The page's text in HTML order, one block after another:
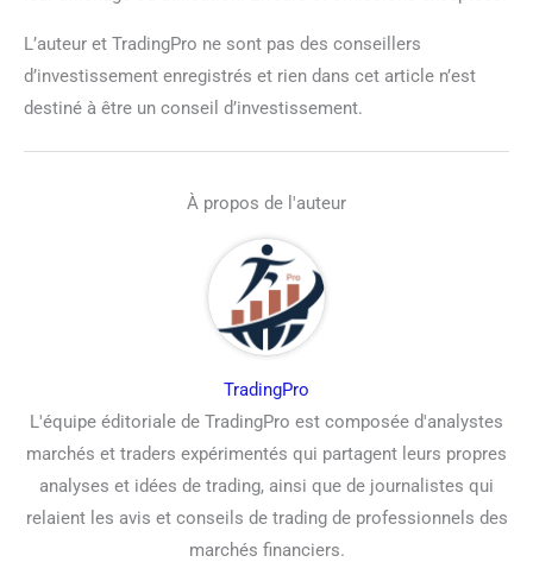
L’auteur et TradingPro ne sont pas des conseillers
d’investissement enregistrés et rien dans cet article n’est
destiné à être un conseil d’investissement.
À propos de l'auteur
TradingPro
L'équipe éditoriale de TradingPro est composée d'analystes
marchés et traders expérimentés qui partagent leurs propres
analyses et idées de trading, ainsi que de journalistes qui
relaient les avis et conseils de trading de professionnels des
marchés financiers.